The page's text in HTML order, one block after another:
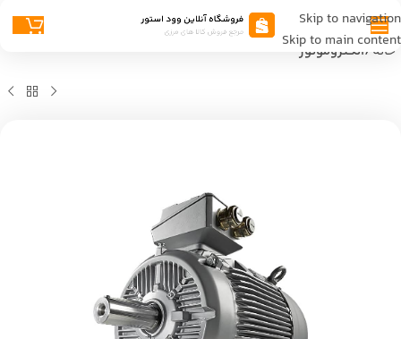
Skip to navigation
Skip to main content
خانه الکتروموتور